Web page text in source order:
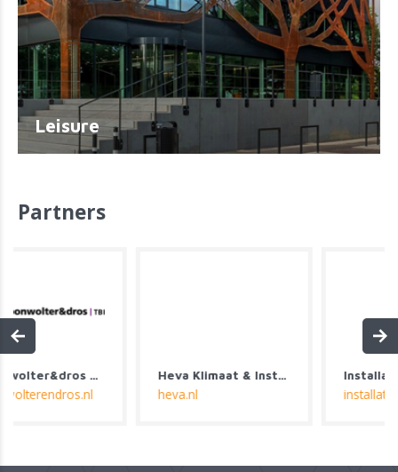
Leisure
Partners
Heva Klimaat & Installatie
heva.nl
Installatie Expertise Nijboer
installatie-expertisenijboer.nl